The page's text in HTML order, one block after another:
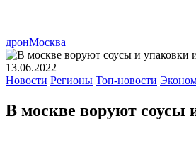
дронМосква
13.06.2022
Новости Регионы Топ-новости
В москве воруют соусы